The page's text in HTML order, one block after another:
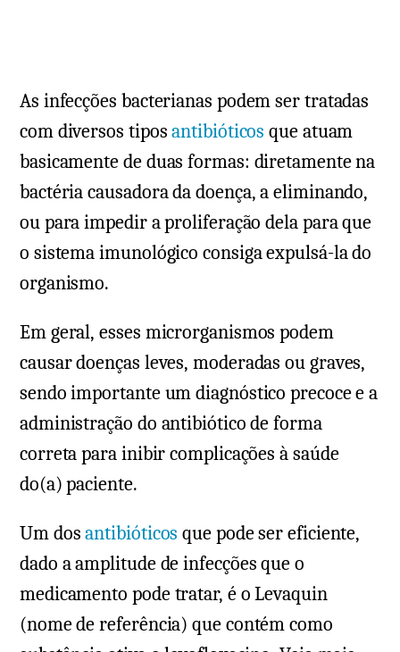
As infecções bacterianas podem ser tratadas
com diversos tiposantibióticos que atuam
basicamente de duas formas: diretamente na
bactéria causadora da doença, a eliminando,
ou para impedir a proliferação dela para que
o sistema imunológico consiga expulsá-la do
organismo.
Em geral, esses microrganismos podem
causar doenças leves, moderadas ou graves,
sendo importante um diagnóstico precoce e a
administração do antibiótico de forma
correta para inibir complicações à saúde
do(a) paciente.
Um dosantibióticos que pode ser eficiente,
dado a amplitude de infecções que o
medicamento pode tratar, é o Levaquin
(nome de referência) que contém como